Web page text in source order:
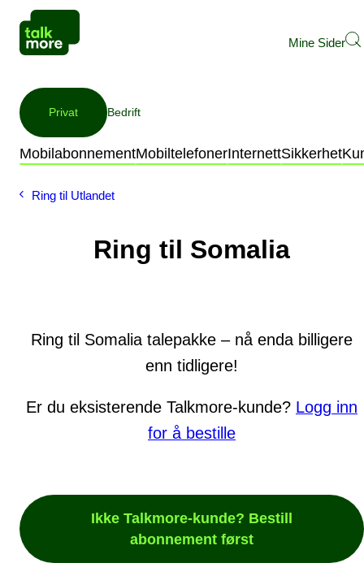
Privat Bedrift
Mine Sider
MobilabonnementMobiltelefonerInternettSikkerhet
Ring til Utlandet
Ring til Somalia
Ring til Somalia talepakke – nå enda billigere
enn tidligere!
Er du eksisterende Talkmore-kunde? Logg inn
for å bestille
Ikke Talkmore-kunde? Bestill
abonnement først